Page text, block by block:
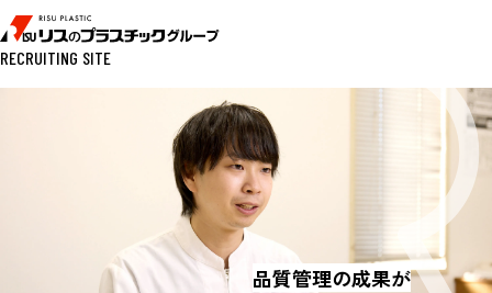
RECRUITING SITE
品質管理の成果が